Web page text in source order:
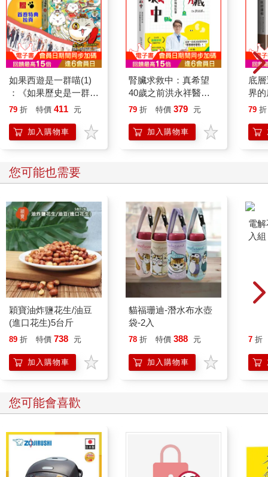
如果西遊是一群喵(1)
：《如果歷史是一群
喵》作者最新力作，附
79 折 特價 411 元
加入購物車
腎臟求救中：真希望
40歲之前洪永祥醫師
就告訴我這些事
79 折 特價 379 元
加入購物車
底
界
79 折
您可能也需要
穎寶油炸鹽花生/油豆
(進口花生)5台斤
89 折 特價 738 元
加入購物車
貓福珊迪-潛水布水壺
袋-2入
78 折 特價 388 元
加入購物車
7 折
您可能會喜歡